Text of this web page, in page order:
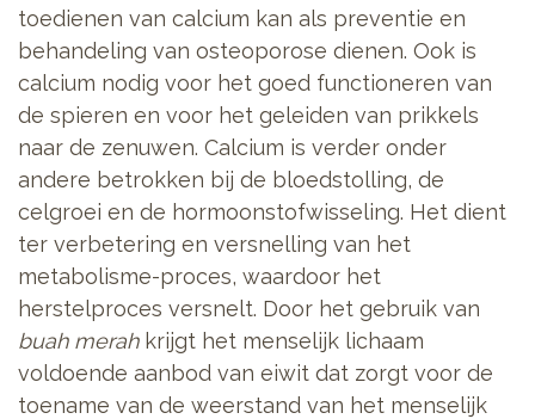
toedienen van calcium kan als preventie en
behandeling van osteoporose dienen. Ook is
calcium nodig voor het goed functioneren van
de spieren en voor het geleiden van prikkels
naar de zenuwen. Calcium is verder onder
andere betrokken bij de bloedstolling, de
celgroei en de hormoonstofwisseling. Het dient
ter verbetering en versnelling van het
metabolisme-proces, waardoor het
herstelproces versnelt. Door het gebruik van
buah merahkrijgt het menselijk lichaam
voldoende aanbod van eiwit dat zorgt voor de
toename van de weerstand van het menselijk